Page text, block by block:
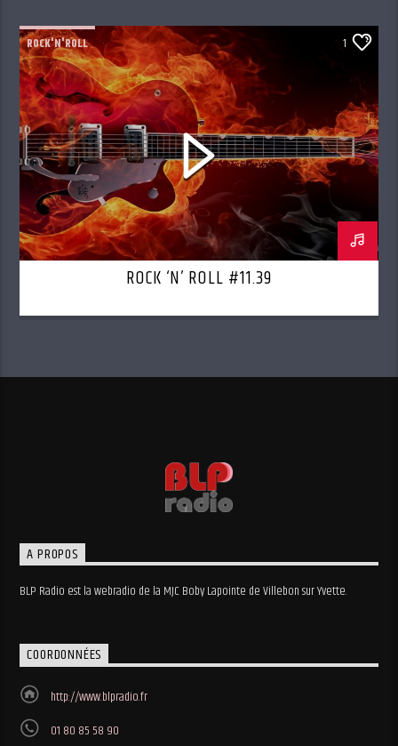
ROCK'N'ROLL 1
ROCK ‘N’ ROLL #11.39
A PROPOS
BLP Radio est la webradio de la MJC Boby Lapointe de Villebon sur Yvette.
COORDONNÉES
http://www.blpradio.fr
01 80 85 58 90